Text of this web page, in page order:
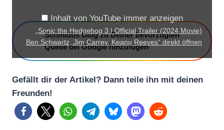
3
|
O
f
f
z
i
H
e
d
e
o
g
Inhalt von YouTube immer anzeigen
„Sonic the Hedgehog 3 | Official Trailer (2024 Movie)
Ben Schwartz, Jim Carrey, Keanu Reeves“ direkt öffnen
Schmidtis Blog zu Deiner bevorzugten
Quelle bei Google hinzufügen
Gefällt dir der Artikel? Dann teile ihn mit deinen
Freunden!